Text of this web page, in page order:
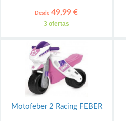
Desde 49,99 €
3 ofertas
Motofeber 2 Racing FEBER